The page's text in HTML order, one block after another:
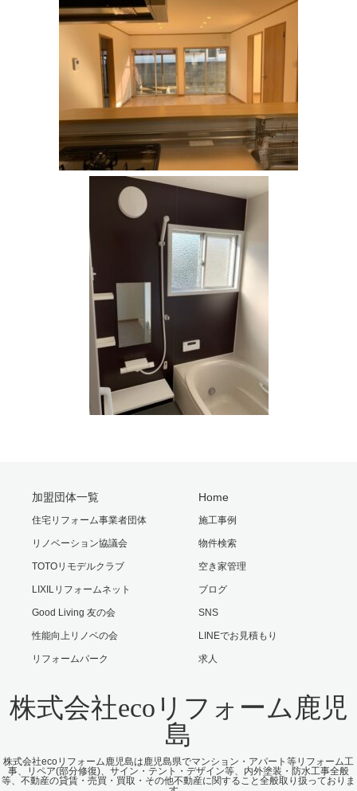
加盟団体一覧
住宅リフォーム事業者団体
リノベーション協議会
TOTOリモデルクラブ
LIXILリフォームネット
Good Living 友の会
性能向上リノベの会
リフォームパーク
Home
施工事例
物件検索
空き家管理
ブログ
SNS
LINEでお見積もり
求人
株式会社ecoリフォーム鹿児
島
株式会社ecoリフォーム鹿児島は鹿児島県でマンション・アパート等リフォーム工
事、リペア(部分修復)、サイン・テント・デザイン等、内外塗装・防水工事全般
等、不動産の貸賃・売買・買取・その他不動産に関すること全般取り扱っておりま